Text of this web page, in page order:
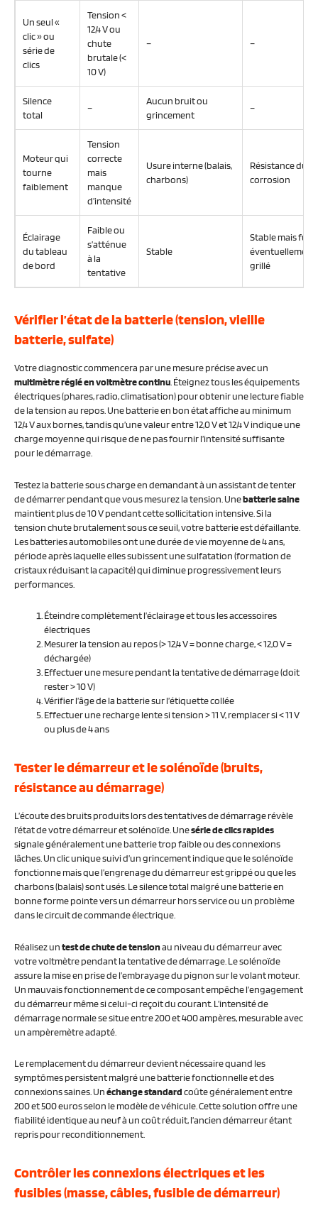
Un seul «
clic » ou
série de
clics
Tension <
12,4 V ou
chute
brutale (<
10 V)
– –
Silence
total
–
Aucun bruit ou
grincement
–
Moteur qui
tourne
faiblement
Tension
correcte
mais
manque
d’intensité
Usure interne (balais,
charbons)
Résistance due
corrosion
Éclairage
du tableau
de bord
Faible ou
s’atténue
à la
tentative
Stable
Stable mais
éventuellement
grillé
Vérifier l’état de la batterie (tension, vieille
batterie, sulfate)
Votre diagnostic commencera par une mesure précise avec un
multimètre réglé en voltmètre continu . Éteignez tous les équipements
électriques (phares, radio, climatisation) pour obtenir une lecture fiable
de la tension au repos. Une batterie en bon état affiche au minimum
12,4 V aux bornes, tandis qu’une valeur entre 12,0 V et 12,4 V indique une
charge moyenne qui risque de ne pas fournir l’intensité suffisante
pour le démarrage.
Testez la batterie sous charge en demandant à un assistant de tenter
de démarrer pendant que vous mesurez la tension. Unebatterie saine
maintient plus de 10 V pendant cette sollicitation intensive. Si la
tension chute brutalement sous ce seuil, votre batterie est défaillante.
Les batteries automobiles ont une durée de vie moyenne de 4 ans,
période après laquelle elles subissent une sulfatation (formation de
cristaux réduisant la capacité) qui diminue progressivement leurs
performances.
Éteindre complètement l’éclairage et tous les accessoires
électriques
Mesurer la tension au repos (> 12,4 V = bonne charge, < 12,0 V =
déchargée)
Effectuer une mesure pendant la tentative de démarrage (doit
rester > 10 V)
Vérifier l’âge de la batterie sur l’étiquette collée
Effectuer une recharge lente si tension > 11 V, remplacer si < 11 V
ou plus de 4 ans
Tester le démarreur et le solénoïde (bruits,
résistance au démarrage)
L’écoute des bruits produits lors des tentatives de démarrage révèle
l’état de votre démarreur et solénoïde. Unesérie de clics rapides
signale généralement une batterie trop faible ou des connexions
lâches. Un clic unique suivi d’un grincement indique que le solénoïde
fonctionne mais que l’engrenage du démarreur est grippé ou que les
charbons (balais) sont usés. Le silence total malgré une batterie en
bonne forme pointe vers un démarreur hors service ou un problème
dans le circuit de commande électrique.
Réalisez untest de chute de tensionau niveau du démarreur avec
votre voltmètre pendant la tentative de démarrage. Le solénoïde
assure la mise en prise de l’embrayage du pignon sur le volant moteur.
Un mauvais fonctionnement de ce composant empêche l’engagement
du démarreur même si celui-ci reçoit du courant. L’intensité de
démarrage normale se situe entre 200 et 400 ampères, mesurable avec
un ampèremètre adapté.
Le remplacement du démarreur devient nécessaire quand les
symptômes persistent malgré une batterie fonctionnelle et des
connexions saines. Unéchange standardcoûte généralement entre
200 et 500 euros selon le modèle de véhicule. Cette solution offre une
fiabilité identique au neuf à un coût réduit, l’ancien démarreur étant
repris pour reconditionnement.
Contrôler les connexions électriques et les
fusibles (masse, câbles, fusible de démarreur)